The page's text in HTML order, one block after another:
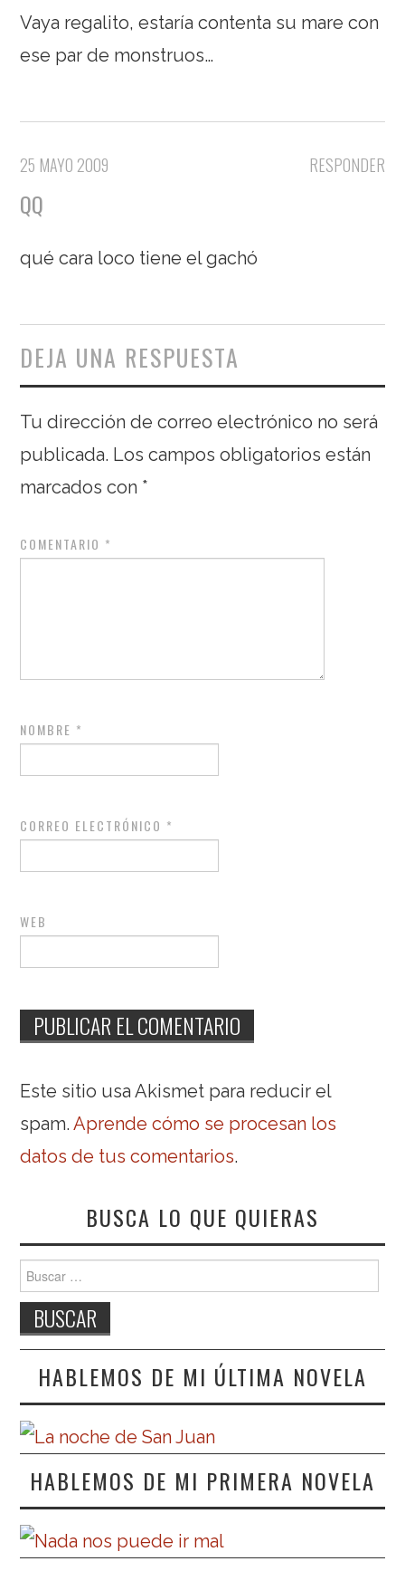
Vaya regalito, estaría contenta su mare con
ese par de monstruos…
RESPONDER
25 MAYO 2009
QQ
qué cara loco tiene el gachó
DEJA UNA RESPUESTA
Tu dirección de correo electrónico no será
publicada. Los campos obligatorios están
marcados con *
COMENTARIO *
NOMBRE *
CORREO ELECTRÓNICO *
WEB
Este sitio usa Akismet para reducir el
spam.Aprende cómo se procesan los
datos de tus comentarios.
BUSCA LO QUE QUIERAS
Buscar:
HABLEMOS DE MI ÚLTIMA NOVELA
HABLEMOS DE MI PRIMERA NOVELA